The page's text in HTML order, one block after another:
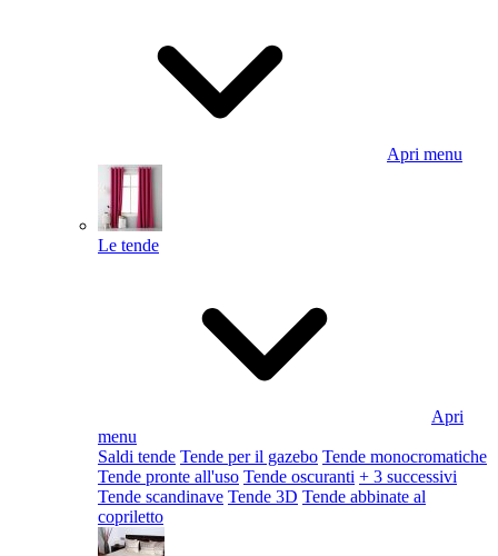
Apri menu
Le tende
Apri
menu
Saldi tende Tende per il gazebo Tende monocromatiche
Tende pronte all'uso Tende oscuranti + 3 successivi
Tende scandinave Tende 3D Tende abbinate al
copriletto